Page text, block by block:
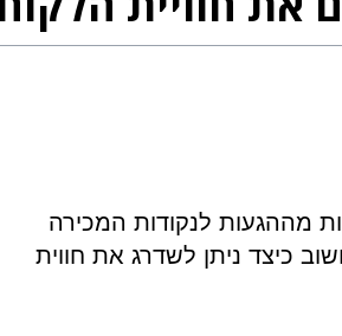
מההגעות לנקודות המכירה
כיצד ניתן לשדרג את חווית